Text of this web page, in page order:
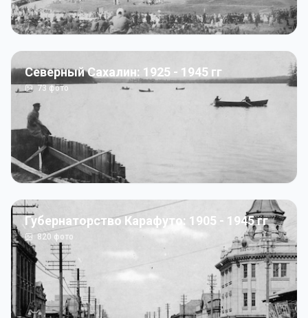
Северный Сахалин: 1925 - 1945 гг
73фото
Губернаторство Карафуто: 1905 - 1945 гг
820 фото